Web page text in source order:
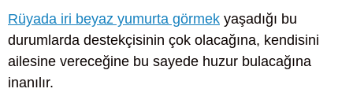
Rüyada iri beyaz yumurta görmek yaşadığı bu
durumlarda destekçisinin çok olacağına, kendisini
ailesine vereceğine bu sayede huzur bulacağına
inanılır.